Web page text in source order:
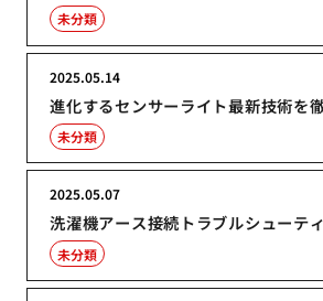
未分類
進化するセンサーライト最新技術を
2025.05.14
未分類
洗濯機アース接続トラブルシューテ
2025.05.07
未分類